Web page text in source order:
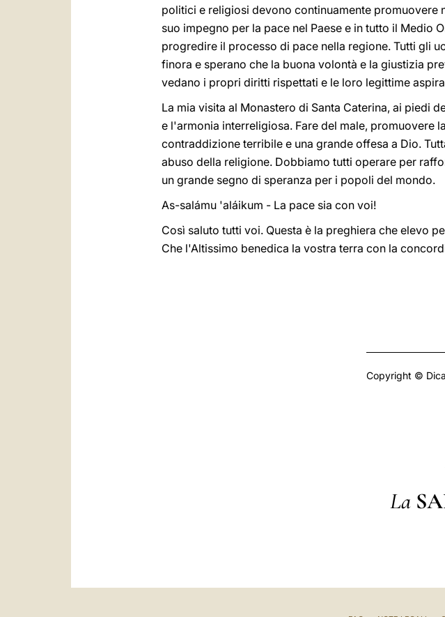
politici e religiosi devono continuamente promuovere
suo impegno per la pace nel Paese e in tutto il Medio
progredire il processo di pace nella regione. Tutti gli
finora e sperano che la buona volontà e la giustizia
vedano i propri diritti rispettati e le loro legittime
La mia visita al Monastero di Santa Caterina, ai piedi
e l'armonia interreligiosa. Fare del male, promuovere
contraddizione terribile e una grande offesa a Dio.
abuso della religione. Dobbiamo tutti operare per
un grande segno di speranza per i popoli del mondo.
As-salámu 'aláikum - La pace sia con voi!
Così saluto tutti voi. Questa è la preghiera che elevo
Che l'Altissimo benedica la vostra terra con la
Copyright ©
La